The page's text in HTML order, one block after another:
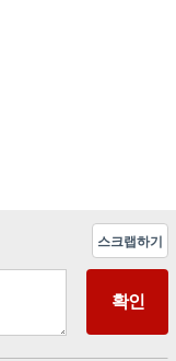
스크랩하기